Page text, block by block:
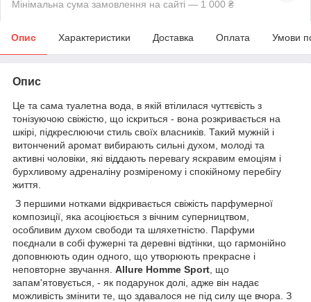
Мінімальна сума замовлення на сайті — 1 000 ₴
Опис Характеристики Доставка Оплата Умови
Опис
Це та сама туалетна вода, в якій втілилася чуттєвість з
тонізуючою свіжістю, що іскриться - вона розкривається на
шкірі, підкреслюючи стиль своїх власників. Такий мужній і
витончений аромат вибирають сильні духом, молоді та
активні чоловіки, які віддають перевагу яскравим емоціям і
бурхливому адреналіну розміреному і спокійному перебігу
життя.
З першими нотками відкривається свіжість парфумерної
композиції, яка асоціюється з вічним суперництвом,
особливим духом свободи та шляхетністю. Парфуми
поєднали в собі фужерні та деревні відтінки, що гармонійно
доповнюють один одного, що утворюють прекрасне і
неповторне звучання. Allure Homme Sport , що
запам'ятовується, - як подарунок долі, адже він надає
можливість змінити те, що здавалося не під силу ще вчора. З